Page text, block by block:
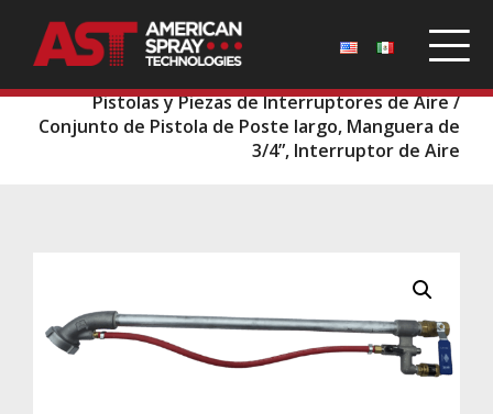
Pistolas y Piezas de Interruptores de Aire/
Conjunto de Pistola de Poste largo, Manguera de
3/4”, Interruptor de Aire